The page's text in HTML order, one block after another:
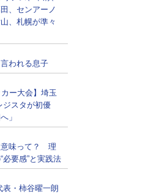
、センアーノ
、札幌が準々
われる息子
ー大会】埼玉
ジスタが初優
」
意味って？ 理
必要感”と実践法
・柿谷曜一朗